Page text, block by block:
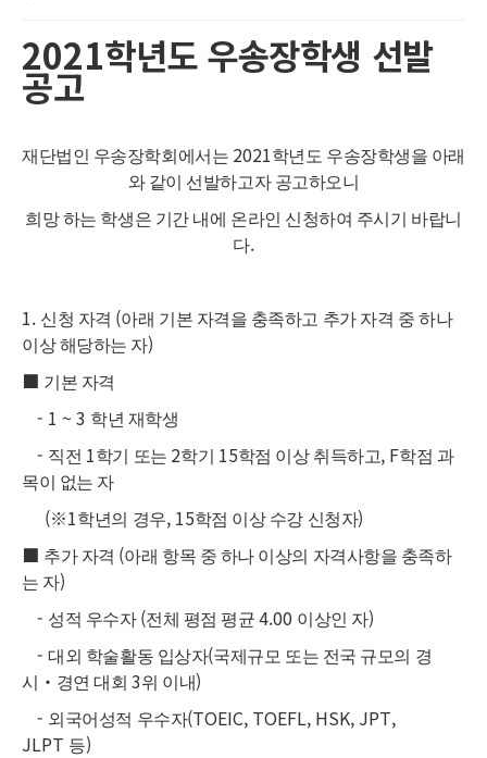
2021학년도 우송장학생 선발
공고
재단법인 우송장학회에서는 2021학년도 우송장학생을 아래
와 같이 선발하고자 공고하오니
희망 하는 학생은 기간 내에 온라인 신청하여 주시기 바랍니
다.
1. 신청 자격 (아래 기본 자격을 충족하고 추가 자격 중 하나
이상 해당하는 자)
■ 기본 자격
- 1 ~ 3 학년 재학생
- 직전 1학기 또는 2학기 15학점 이상 취득하고, F학점 과
목이 없는 자
(※1학년의 경우, 15학점 이상 수강 신청자)
■ 추가 자격 (아래 항목 중 하나 이상의 자격사항을 충족하
는 자)
- 성적 우수자 (전체 평점 평균4.00 이상인 자)
-대외 학술활동 입상자(국제규모 또는 전국 규모의 경
시
‧ 경연 대회 3위 이내)
- 외국어성적 우수자(TOEIC, TOEFL, HSK, JPT,
JLPT 등)